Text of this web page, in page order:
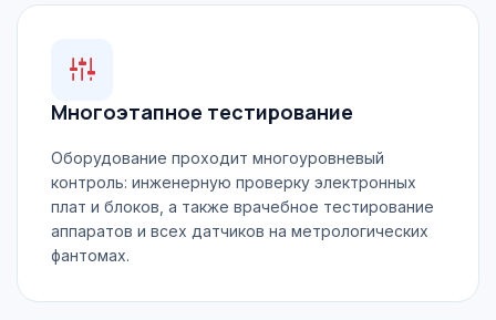
Многоэтапное тестирование
Оборудование проходит многоуровневый
контроль: инженерную проверку электронных
плат и блоков, а также врачебное тестирование
аппаратов и всех датчиков на метрологических
фантомах.